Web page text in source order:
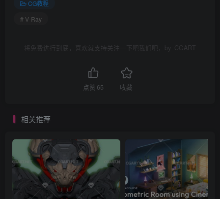
CG教程
# V-Ray
将免费进行到底，喜欢就支持关注一下吧我们吧，by_CGART
点赞 65 收藏
相关推荐